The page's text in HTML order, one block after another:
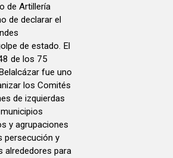
de Artillería
de declarar el
de estado. El
de los 75
fue uno
los Comités
de izquierdas
persecución y
alrededores para